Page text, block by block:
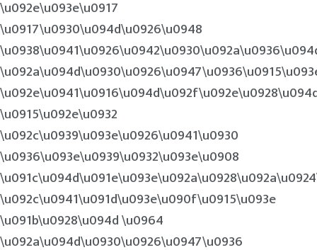
\u092e\u093e\u0917
\u0917\u0930\u094d\u0926\u0948
\u0915\u092e\u0932
\u092c\u0939\u093e\u0926\u0941\u0930
\u0936\u093e\u0939\u0932\u093e\u0908
\u092c\u0941\u091d\u093e\u090f\u0915\u093e
\u091b\u0928\u094d \u0964
\u092a\u094d\u0930\u0926\u0947\u0936